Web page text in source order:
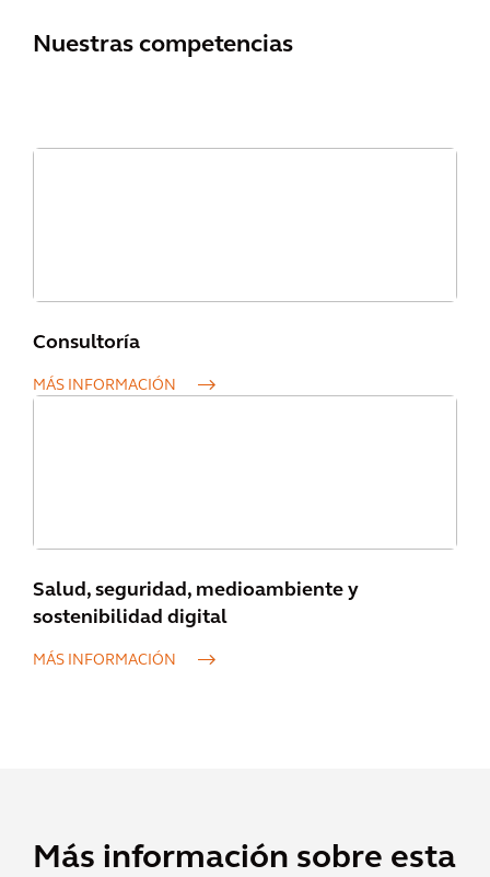
Nuestras competencias
Consultoría
MÁS INFORMACIÓN
Salud, seguridad, medioambiente y
sostenibilidad digital
MÁS INFORMACIÓN
Más información sobre esta